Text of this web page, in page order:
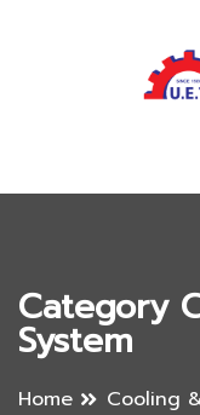
Category
System
Home Cooling